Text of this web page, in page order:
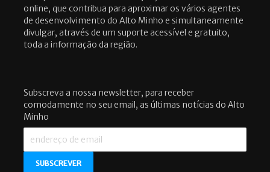
online, que contribua para aproximar os vários agentes
de desenvolvimento do Alto Minho e simultaneamente
divulgar, através de um suporte acessível e gratuito,
toda a informação da região.
Subscreva a nossa newsletter, para receber
comodamente no seu email, as últimas notícias do Alto
Minho